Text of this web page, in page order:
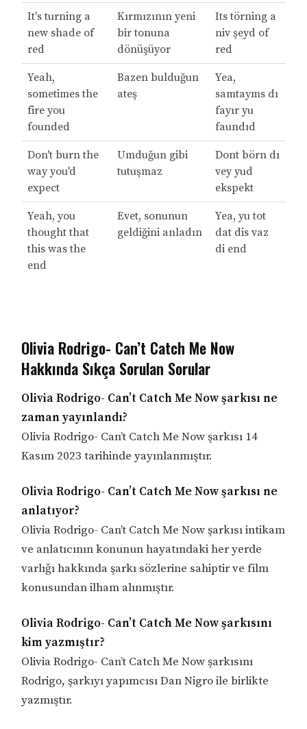
It's turning a
new shade of
red
Kırmızının yeni
bir tonuna
dönüşüyor
Its törning a
niv şeyd of
red
Yeah,
sometimes the
fire you
founded
Bazen bulduğun
ateş
Yea,
samtayms dı
fayır yu
faundıd
Don't burn the
way you'd
expect
Umduğun gibi
tutuşmaz
Dont börn dı
vey yud
ekspekt
Yeah, you
thought that
this was the
end
Evet, sonunun
geldiğini anladın
Yea, yu tot
dat dis vaz
di end
Olivia Rodrigo- Can’t Catch Me Now
Hakkında Sıkça Sorulan Sorular
Olivia Rodrigo- Can’t Catch Me Now şarkısı ne
zaman yayınlandı?
Olivia Rodrigo- Can’t Catch Me Now şarkısı 14
Kasım 2023 tarihinde yayınlanmıştır.
Olivia Rodrigo- Can’t Catch Me Now şarkısı ne
anlatıyor?
Olivia Rodrigo- Can’t Catch Me Now şarkısı intikam
ve anlatıcının konunun hayatındaki her yerde
varlığı hakkında şarkı sözlerine sahiptir ve film
konusundan ilham alınmıştır.
Olivia Rodrigo- Can’t Catch Me Now şarkısını
kim yazmıştır?
Olivia Rodrigo- Can’t Catch Me Now şarkısını
Rodrigo, şarkıyı yapımcısı Dan Nigro ile birlikte
yazmıştır.